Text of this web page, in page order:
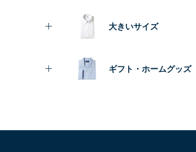
大きいサイズ
ギフト・ホームグッズ